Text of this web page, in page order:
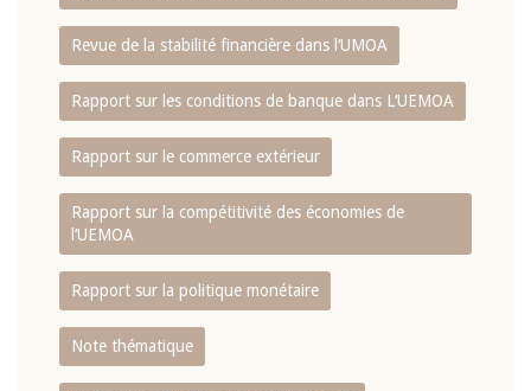
Revue de la stabilité financière dans l‘UMOA
Rapport sur les conditions de banque dans L‘UEMOA
Rapport sur le commerce extérieur
Rapport sur la compétitivité des économies de
l‘UEMOA
Rapport sur la politique monétaire
Note thématique